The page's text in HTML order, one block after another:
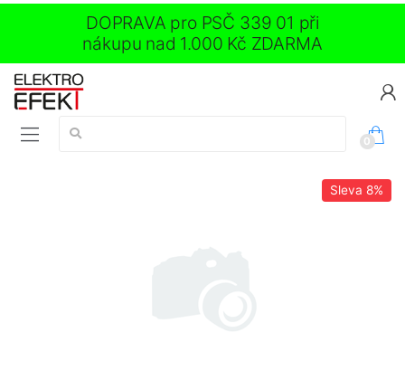
DOPRAVA pro PSČ 339 01 při
nákupu nad 1.000 Kč ZDARMA
Vyhledávání:
0
Sleva 8%